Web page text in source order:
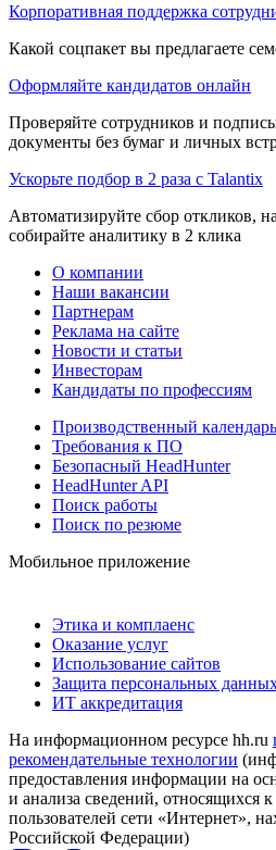
Корпоративная поддержка
Какой соцпакет вы предлагаете
Оформляйте кандидатов онлайн
Проверяйте сотрудников и
документы без бумаг и личных
Ускорьте подбор в 2 раза с Talantix
Автоматизируйте сбор откликов,
собирайте аналитику в 2 клика
О компании
Наши вакансии
Партнерам
Реклама на сайте
Новости и статьи
Инвесторам
Кандидаты по профессиям
Производственный календарь
Требования к ПО
Безопасный HeadHunter
HeadHunter API
Поиск работы
Поиск по резюме
Мобильное приложение
Этика и комплаенс
Оказание услуг
Использование сайтов
Защита персональных
ИТ аккредитация
На информационном ресурсе hh.ru
рекомендательные технологии
предоставления информации на
и анализа сведений, относящихся
пользователей сети «Интернет»,
Российской Федерации)